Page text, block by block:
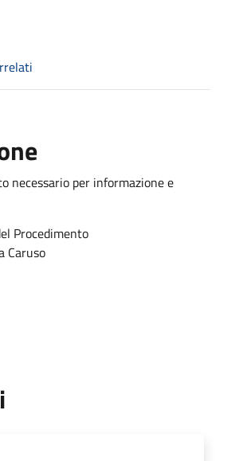
necessario per informazione e
Procedimento
Caruso